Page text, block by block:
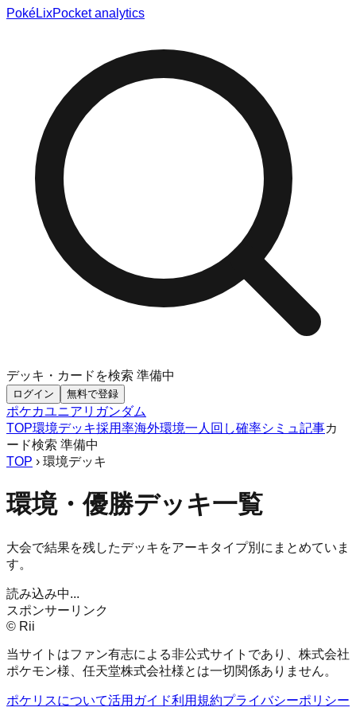
PokéLixPocket analytics
デッキ・カードを検索 準備中
ログイン 無料で登録
ポケカユニアリ ガンダム
TOP環境デッキ採用率海外環境一人回し確率シミュ 記事カ
ード検索 準備中
TOP › 環境デッキ
環境・優勝デッキ一覧
大会で結果を残したデッキをアーキタイプ別にまとめていま
す。
読み込み中...
スポンサーリンク
© Rii
当サイトはファン有志による非公式サイトであり、株式会社
ポケモン様、任天堂株式会社様とは一切関係ありません。
ポケリスについて活用ガイド利用規約プライバシーポリシー